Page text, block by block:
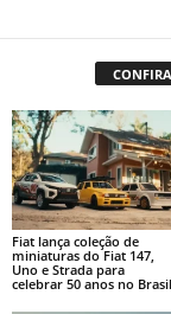
Fiat lança coleção de
miniaturas do Fiat 147,
Uno e Strada para
celebrar 50 anos no Brasil